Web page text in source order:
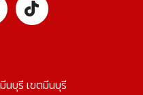
นบุรี เขตมีนบุรี